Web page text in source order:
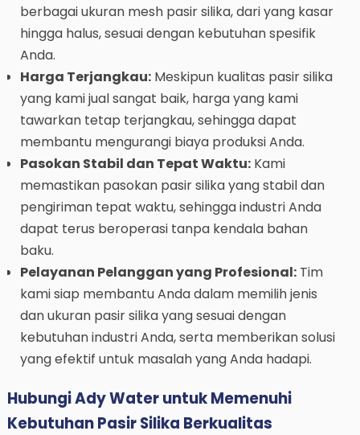
berbagai ukuran mesh pasir silika, dari yang kasar
hingga halus, sesuai dengan kebutuhan spesifik
Anda.
Harga Terjangkau:Meskipun kualitas pasir silika
yang kami jual sangat baik, harga yang kami
tawarkan tetap terjangkau, sehingga dapat
membantu mengurangi biaya produksi Anda.
Pasokan Stabil dan Tepat Waktu:Kami
memastikan pasokan pasir silika yang stabil dan
pengiriman tepat waktu, sehingga industri Anda
dapat terus beroperasi tanpa kendala bahan
baku.
Pelayanan Pelanggan yang Profesional:Tim
kami siap membantu Anda dalam memilih jenis
dan ukuran pasir silika yang sesuai dengan
kebutuhan industri Anda, serta memberikan solusi
yang efektif untuk masalah yang Anda hadapi.
Hubungi Ady Water untuk Memenuhi
Kebutuhan Pasir Silika Berkualitas